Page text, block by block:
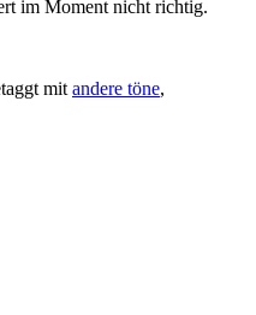
im Moment nicht richtig.
mit andere töne,